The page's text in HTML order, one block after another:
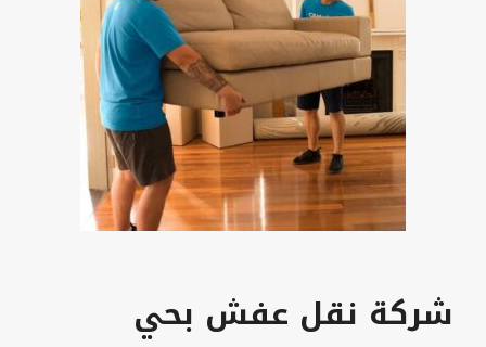
شركة نقل عفش بحي